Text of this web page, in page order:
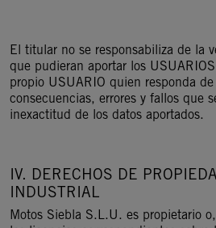
El titular no se responsabiliza de la
que pudieran aportar los
propio USUARIO quien responda
consecuencias, errores y fallos que
inexactitud de los datos aportados.
IV. DERECHOS DE
INDUSTRIAL
Motos Siebla S.L.U. es propietario